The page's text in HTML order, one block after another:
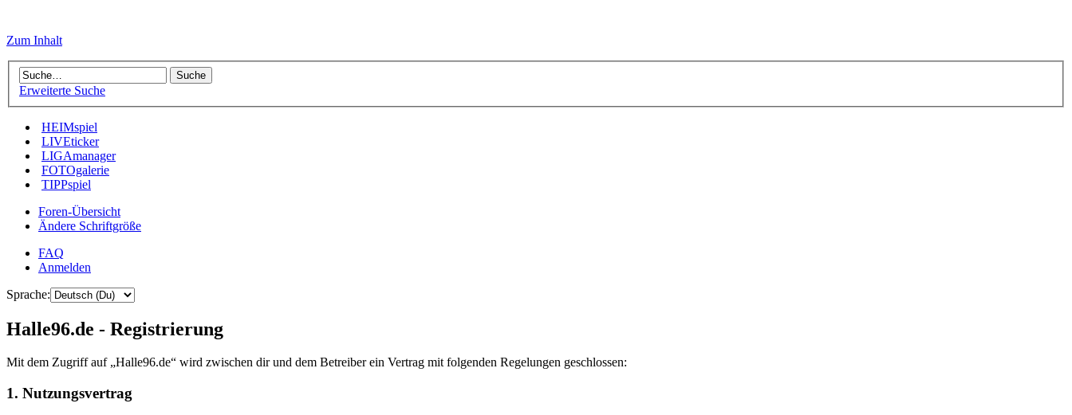
Zum Inhalt
Erweiterte Suche
HEIMspiel
LIVEticker
LIGAmanager
FOTOgalerie
TIPPspiel
Foren-Übersicht
Ändere Schriftgröße
FAQ
Anmelden
Sprache:
Halle96.de - Registrierung
Mit dem Zugriff auf „Halle96.de“ wird zwischen dir und dem Betreiber ein Vertrag mit folgenden Regelungen geschlossen:
1. Nutzungsvertrag